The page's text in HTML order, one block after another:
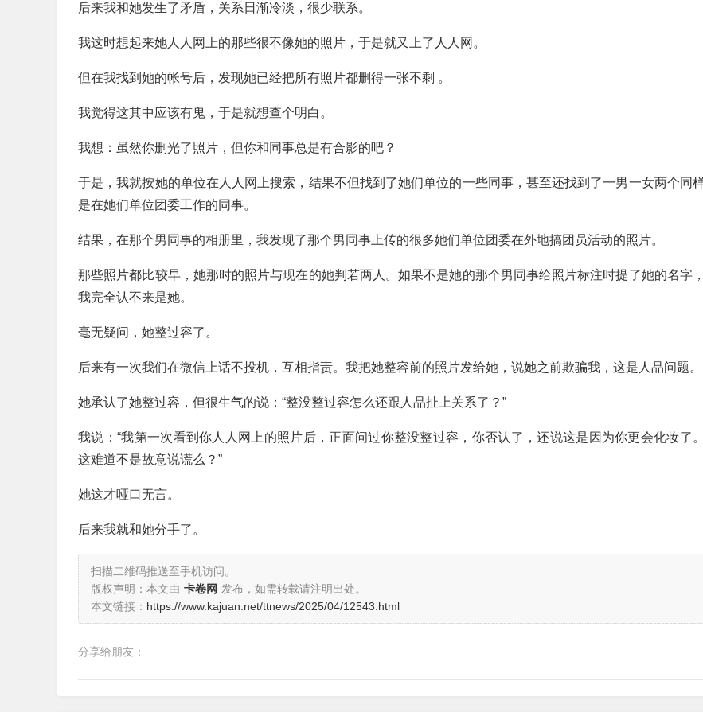
后来我和她发生了矛盾，关系日渐冷淡，很少联系。
我这时想起来她人人网上的那些很不像她的照片，于是就又上了人人网。
但在我找到她的帐号后，发现她已经把所有照片都删得一张不剩 。
我觉得这其中应该有鬼，于是就想查个明白。
我想：虽然你删光了照片，但你和同事总是有合影的吧？
于是，我就按她的单位在人人网上搜索，结果不但找到了她们单位的一些同事，甚至还找到了一男一女两个同
是在她们单位团委工作的同事。
结果，在那个男同事的相册里，我发现了那个男同事上传的很多她们单位团委在外地搞团员活动的照片。
那些照片都比较早，她那时的照片与现在的她判若两人。如果不是她的那个男同事给照片标注时提了她的名字，
我完全认不来是她。
毫无疑问，她整过容了。
后来有一次我们在微信上话不投机，互相指责。我把她整容前的照片发给她，说她之前欺骗我，这是人品问题。
她承认了她整过容，但很生气的说：“整没整过容怎么还跟人品扯上关系了？”
我说：“我第一次看到你人人网上的照片后，正面问过你整没整过容，你否认了，还说这是因为你更会化妆了。
这难道不是故意说谎么？”
她这才哑口无言。
后来我就和她分手了。
扫描二维码推送至手机访问。
版权声明：本文由 卡卷网 发布，如需转载请注明出处。
本文链接： https://www.kajuan.net/ttnews/2025/04/12543.html
分享给朋友：